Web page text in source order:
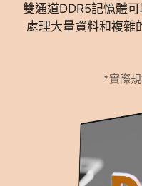
雙通道DDR5記憶體
處理大量資料和複雜
*實際